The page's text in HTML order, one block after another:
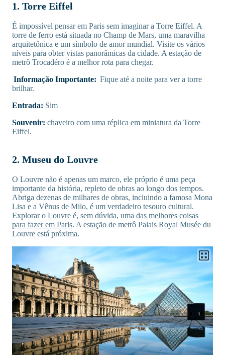
1. Torre Eiffel
É impossível pensar em Paris sem imaginar a Torre Eiffel. A
torre de ferro está situada no Champ de Mars, uma maravilha
arquitetônica e um símbolo de amor mundial. Visite os vários
níveis para obter vistas panorâmicas da cidade. A estação de
metrô Trocadéro é a melhor rota para chegar.
Informação Importante: Fique até a noite para ver a torre
brilhar.
Entrada: Sim
Souvenir: chaveiro com uma réplica em miniatura da Torre
Eiffel.
2. Museu do Louvre
O Louvre não é apenas um marco, ele próprio é uma peça
importante da história, repleto de obras ao longo dos tempos.
Abriga dezenas de milhares de obras, incluindo a famosa Mona
Lisa e a Vênus de Milo, é um verdadeiro tesouro cultural.
Explorar o Louvre é, sem dúvida, uma das melhores coisas
para fazer em Paris. A estação de metrô Palais Royal Musée du
Louvre está próxima.